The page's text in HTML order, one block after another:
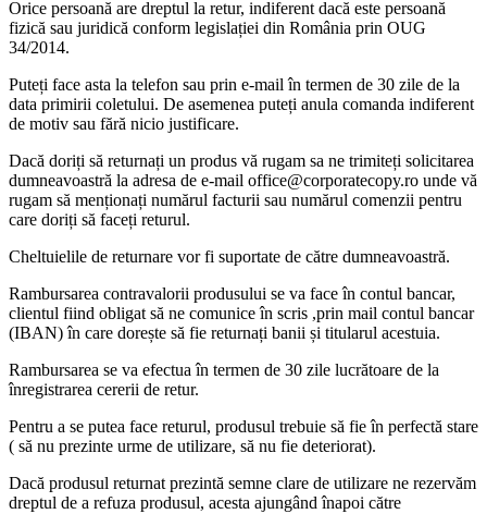
Orice persoană are dreptul la retur, indiferent dacă este persoană
fizică sau juridică conform legislației din România prin OUG
34/2014.
Puteți face asta la telefon sau prin e-mail în termen de 30 zile de la
data primirii coletului. De asemenea puteți anula comanda indiferent
de motiv sau fără nicio justificare.
Dacă doriți să returnați un produs vă rugam sa ne trimiteți solicitarea
dumneavoastră la adresa de e-mail office@corporatecopy.ro unde vă
rugam să menționați numărul facturii sau numărul comenzii pentru
care doriți să faceți returul.
Cheltuielile de returnare vor fi suportate de către dumneavoastră.
Rambursarea contravalorii produsului se va face în contul bancar,
clientul fiind obligat să ne comunice în scris ,prin mail contul bancar
(IBAN) în care dorește să fie returnați banii și titularul acestuia.
Rambursarea se va efectua în termen de 30 zile lucrătoare de la
înregistrarea cererii de retur.
Pentru a se putea face returul, produsul trebuie să fie în perfectă stare
( să nu prezinte urme de utilizare, să nu fie deteriorat).
Dacă produsul returnat prezintă semne clare de utilizare ne rezervăm
dreptul de a refuza produsul, acesta ajungând înapoi către